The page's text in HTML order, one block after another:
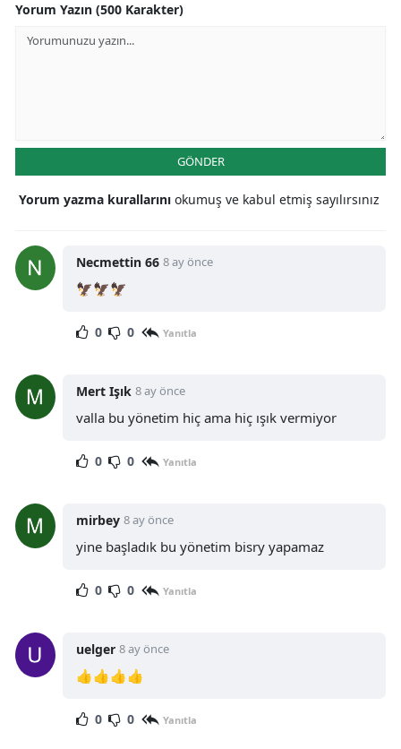
Yorum Yazın (500 Karakter)
GÖNDER
Yorum yazma kurallarını okumuş ve kabul etmiş sayılırsınız
Necmettin 66 8 ay önce
🦅🦅🦅
0 0 Yanıtla
Mert Işık 8 ay önce
valla bu yönetim hiç ama hiç ışık vermiyor
0 0 Yanıtla
mirbey 8 ay önce
yine başladık bu yönetim bisry yapamaz
0 0 Yanıtla
uelger 8 ay önce
👍👍👍👍
0 0 Yanıtla